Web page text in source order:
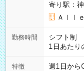
寄り駅：神
Ａｌｌ
勤務時間
シフト制
1日あたり
実働時間
能！ └平
特徴 週1日から